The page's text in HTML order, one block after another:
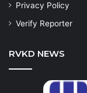
Privacy Policy
Verify Reporter
RVKD NEWS